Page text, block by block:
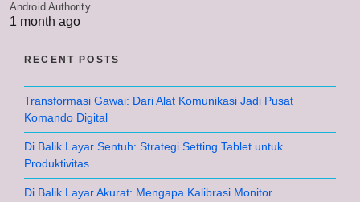
Android Authority…
1 month ago
RECENT POSTS
Transformasi Gawai: Dari Alat Komunikasi Jadi Pusat
Komando Digital
Di Balik Layar Sentuh: Strategi Setting Tablet untuk
Produktivitas
Di Balik Layar Akurat: Mengapa Kalibrasi Monitor